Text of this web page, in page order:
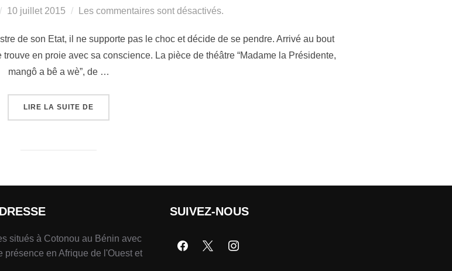
10 juillet 2015 Les commentaires sont désactivés.
de son Etat, il ne supporte pas le choc et décide de se pendre. Arrivé au bout
en proie avec sa conscience. La pièce de théâtre “Madame la Présidente,
mangô a bê a wè”, de …
LIRE LA SUITE DE
situés à Cotonou au Bénin avec
présence en Afrique de l'Ouest et
SUIVEZ-NOUS